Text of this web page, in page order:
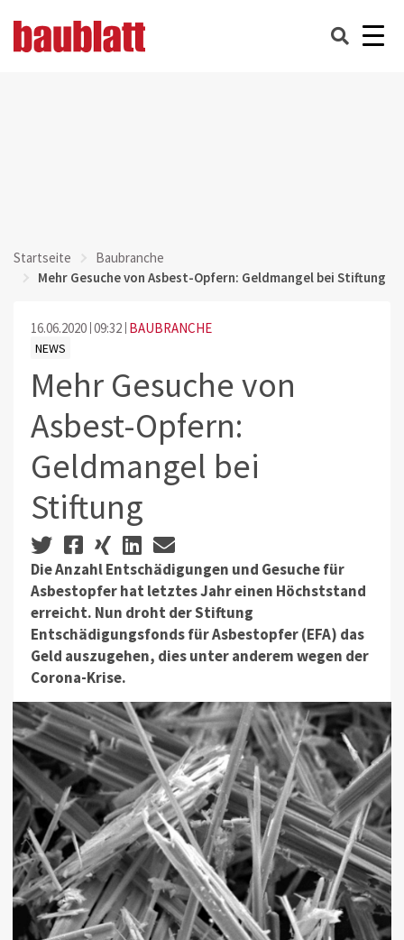
Startseite
Baubranche
Mehr Gesuche von Asbest-Opfern: Geldmangel bei Stiftung
16.06.2020 09:32 BAUBRANCHE
NEWS
Mehr Gesuche von
Asbest-Opfern:
Geldmangel bei
Stiftung
Die Anzahl Entschädigungen und Gesuche für
Asbestopfer hat letztes Jahr einen Höchststand
erreicht. Nun droht der Stiftung
Entschädigungsfonds für Asbestopfer (EFA) das
Geld auszugehen, dies unter anderem wegen der
Corona-Krise.